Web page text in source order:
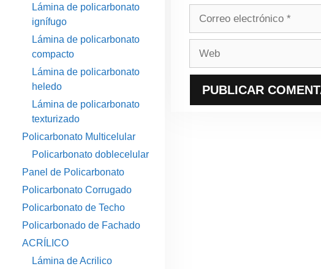
Lámina de policarbonato
ignífugo
Lámina de policarbonato
compacto
Lámina de policarbonato
heledo
Lámina de policarbonato
texturizado
Policarbonato Multicelular
Policarbonato doblecelular
Panel de Policarbonato
Policarbonato Corrugado
Policarbonato de Techo
Policarbonado de Fachado
ACRÍLICO
Lámina de Acrilico